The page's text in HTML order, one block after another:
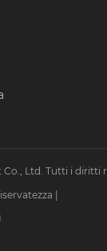
Ltd. Tutti i diritti